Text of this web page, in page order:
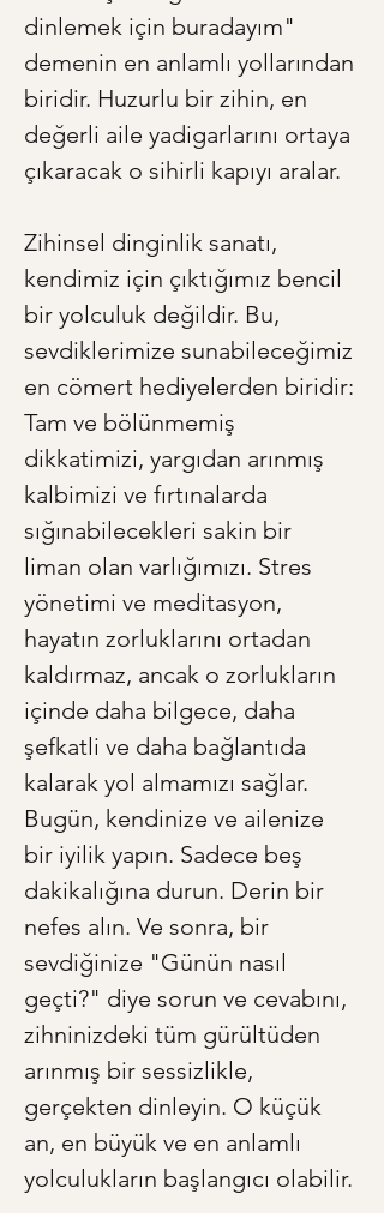
dinlemek için buradayım"
demenin en anlamlı yollarından
biridir. Huzurlu bir zihin, en
değerli aile yadigarlarını ortaya
çıkaracak o sihirli kapıyı aralar.
Zihinsel dinginlik sanatı,
kendimiz için çıktığımız bencil
bir yolculuk değildir. Bu,
sevdiklerimize sunabileceğimiz
en cömert hediyelerden biridir:
Tam ve bölünmemiş
dikkatimizi, yargıdan arınmış
kalbimizi ve fırtınalarda
sığınabilecekleri sakin bir
liman olan varlığımızı. Stres
yönetimi ve meditasyon,
hayatın zorluklarını ortadan
kaldırmaz, ancak o zorlukların
içinde daha bilgece, daha
şefkatli ve daha bağlantıda
kalarak yol almamızı sağlar.
Bugün, kendinize ve ailenize
bir iyilik yapın. Sadece beş
dakikalığına durun. Derin bir
nefes alın. Ve sonra, bir
sevdiğinize "Günün nasıl
geçti?" diye sorun ve cevabını,
zihninizdeki tüm gürültüden
arınmış bir sessizlikle,
gerçekten dinleyin. O küçük
an, en büyük ve en anlamlı
yolculukların başlangıcı olabilir.